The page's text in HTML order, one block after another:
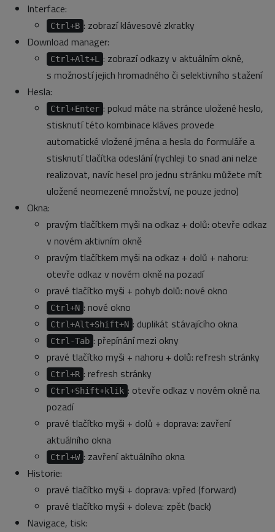
Interface:
Ctrl+B : zobrazí klávesové zkratky
Download manager:
Ctrl+Alt+L
: zobrazí odkazy v aktuálním okně,
s možností jejich hromadného či selektivního stažení
Hesla:
Ctrl+Enter : pokud máte na stránce uložené heslo,
stisknutí této kombinace kláves provede
automatické vložené jména a hesla do formuláře a
stisknutí tlačítka odeslání (rychleji to snad ani nelze
realizovat, navíc hesel pro jednu stránku můžete mít
uložené neomezené množství, ne pouze jedno)
Okna:
pravým tlačítkem myši na odkaz + dolů: otevře odkaz
v novém aktivním okně
pravým tlačítkem myši na odkaz + dolů + nahoru:
otevře odkaz v novém okně na pozadí
pravé tlačítko myši + pohyb dolů: nové okno
Ctrl+N : nové okno
Ctrl+Alt+Shift+N : duplikát stávajícího okna
Ctrl-Tab : přepínání mezi okny
pravé tlačítko myši + nahoru + dolů: refresh stránky
Ctrl+R : refresh stránky
Ctrl+Shift+klik : otevře odkaz v novém okně na
pozadí
pravé tlačítko myši + dolů + doprava: zavření
aktuálního okna
Ctrl+W : zavření aktuálního okna
Historie:
pravé tlačítko myši + doprava: vpřed (forward)
pravé tlačítko myši + doleva: zpět (back)
Navigace, tisk: